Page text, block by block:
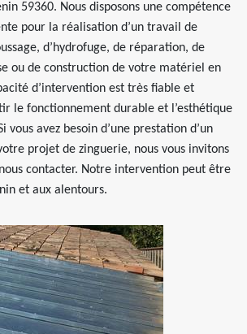
59360. Nous disposons une compétence
pour la réalisation d’un travail de
d’hydrofuge, de réparation, de
ou de construction de votre matériel en
d’intervention est très fiable et
le fonctionnement durable et l’esthétique
vous avez besoin d’une prestation d’un
projet de zinguerie, nous vous invitons
contacter. Notre intervention peut être
et aux alentours.